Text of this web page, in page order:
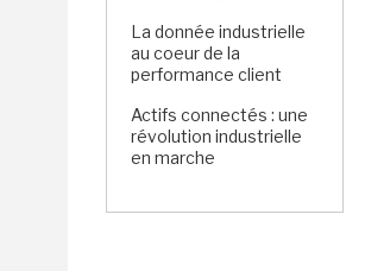
La donnée industrielle
au coeur de la
performance client
Actifs connectés : une
révolution industrielle
en marche